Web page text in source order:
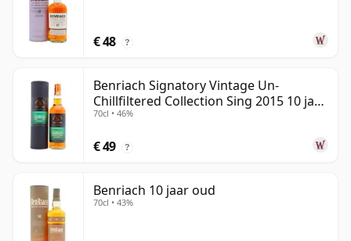
€ 48 ?
Benriach Signatory Vintage Un-
Chillfiltered Collection Sing 2015 10 jaar
oud
70cl • 46%
€ 49 ?
Benriach 10 jaar oud
70cl • 43%